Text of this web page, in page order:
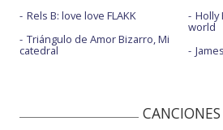
Save your tears - The Tik Tok
Save your tears (Remix) - con Ariana
Too late
Rels B: love love FLAKK
Triángulo de Amor Bizarro, Mi
catedral
Holly
world
CANCIONES